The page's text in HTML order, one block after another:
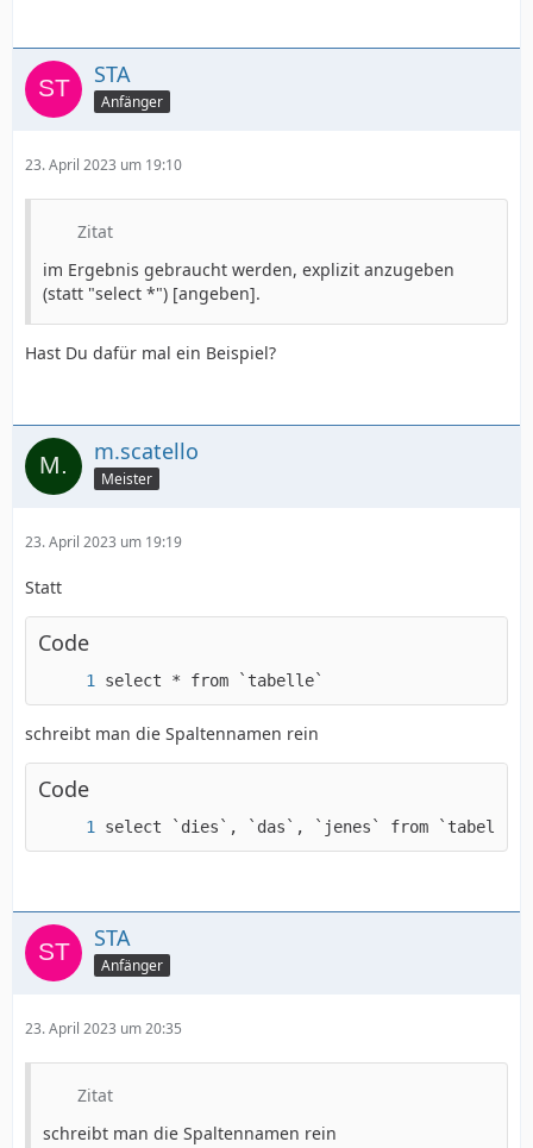
STA
Anfänger
23. April 2023 um 19:10
Zitat
im Ergebnis gebraucht werden, explizit anzugeben
(statt "select *") [angeben].
Hast Du dafür mal ein Beispiel?
m.scatello
Meister
23. April 2023 um 19:19
Statt
Code
select * from `tabelle`
schreibt man die Spaltennamen rein
Code
select `dies`, `das`, `jenes` from `tabelle`
STA
Anfänger
23. April 2023 um 20:35
Zitat
schreibt man die Spaltennamen rein